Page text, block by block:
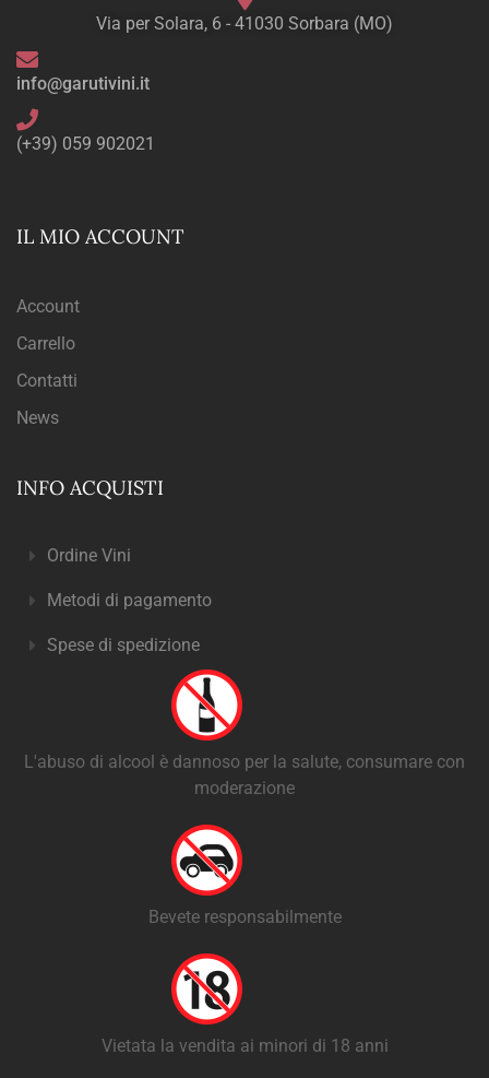
Via per Solara, 6 - 41030 Sorbara (MO)
info@garutivini.it
(+39) 059 902021
IL MIO ACCOUNT
Account
Carrello
Contatti
News
INFO ACQUISTI
Ordine Vini
Metodi di pagamento
Spese di spedizione
L'abuso di alcool è dannoso per la salute, consumare con
moderazione
Bevete responsabilmente
Vietata la vendita ai minori di 18 anni